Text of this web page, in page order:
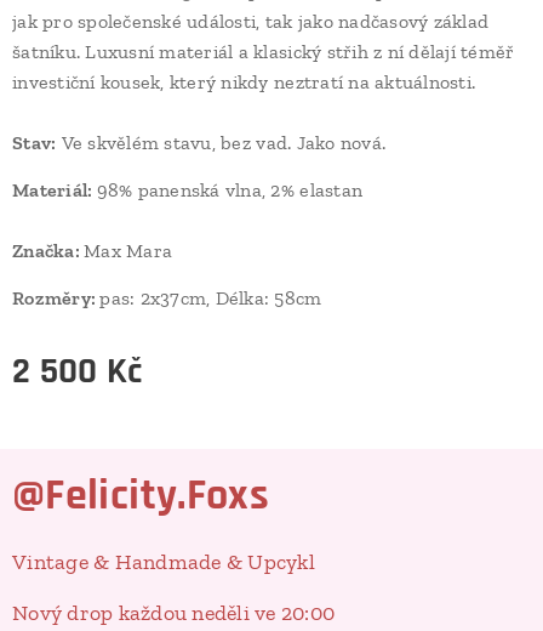
jak pro společenské události, tak jako nadčasový základ
šatníku. Luxusní materiál a klasický střih z ní dělají téměř
investiční kousek, který nikdy neztratí na aktuálnosti.
Stav: Ve skvělém stavu, bez vad. Jako nová.
Materiál: 98% panenská vlna, 2% elastan
Značka:Max Mara
Rozměry:pas: 2x37cm, Délka: 58cm
2 500 Kč
@Felicity.Foxs
Vintage & Handmade & Upcykl
Nový drop každou neděli ve 20:00